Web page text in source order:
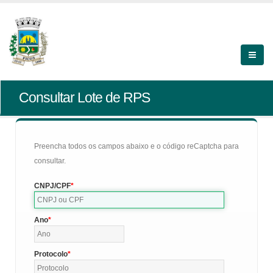
Consultar Lote de RPS
Preencha todos os campos abaixo e o código reCaptcha para
consultar.
CNPJ/CPF
Ano
Protocolo